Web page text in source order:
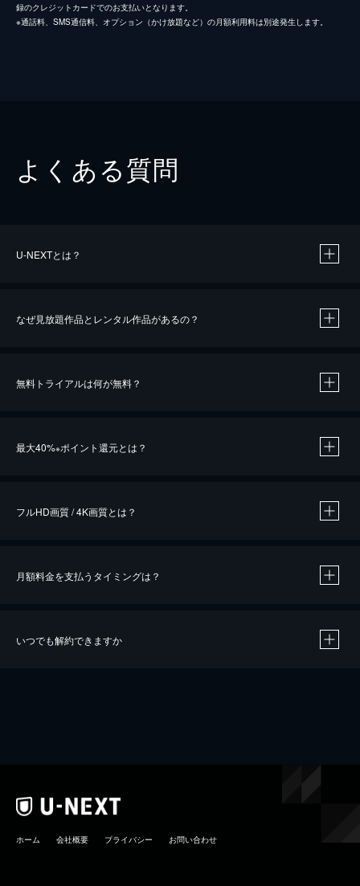
録のクレジットカードでのお支払いとなります。
※通話料、SMS通信料、オプション（かけ放題など）の月額利用料は別途発生します。
よくある質問
U-NEXTとは？
なぜ見放題作品とレンタル作品があるの？
無料トライアルは何が無料？
最大40%※ポイント還元とは？
※40％ポイント還元の対象は、クレジットカード決済による作品の購入 / レンタルです。
フルHD画質 / 4K画質とは？
月額料金を支払うタイミングは？
いつでも解約できますか
ホーム 会社概要 プライバシー お問い合わせ